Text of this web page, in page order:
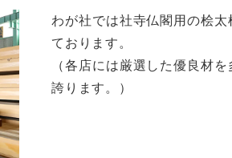
わが社では社寺仏閣用の桧
ております。
（各店には厳選した優良材
誇ります。）